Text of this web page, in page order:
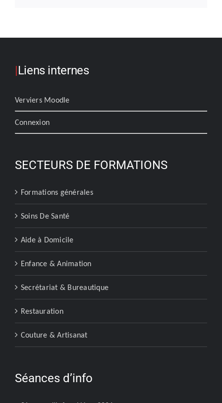
|Liens internes
Verviers Moodle
Connexion
SECTEURS DE FORMATIONS
Formations générales
Soins De Santé
Aide à Domicile
Enfance & Animation
Secrétariat & Bureautique
Restauration
Couture & Artisanat
Séances d’info